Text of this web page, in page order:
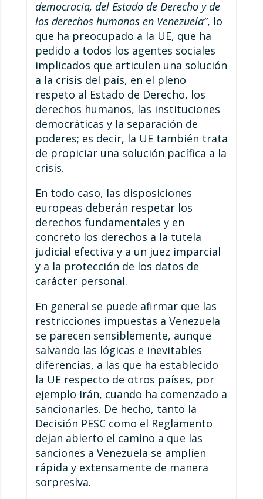
democracia, del Estado de Derecho y de
los derechos humanos en Venezuela”, lo
que ha preocupado a la UE, que ha
pedido a todos los agentes sociales
implicados que articulen una solución
a la crisis del país, en el pleno
respeto al Estado de Derecho, los
derechos humanos, las instituciones
democráticas y la separación de
poderes; es decir, la UE también trata
de propiciar una solución pacífica a la
crisis.
En todo caso, las disposiciones
europeas deberán respetar los
derechos fundamentales y en
concreto los derechos a la tutela
judicial efectiva y a un juez imparcial
y a la protección de los datos de
carácter personal.
En general se puede afirmar que las
restricciones impuestas a Venezuela
se parecen sensiblemente, aunque
salvando las lógicas e inevitables
diferencias, a las que ha establecido
la UE respecto de otros países, por
ejemplo Irán, cuando ha comenzado a
sancionarles. De hecho, tanto la
Decisión PESC como el Reglamento
dejan abierto el camino a que las
sanciones a Venezuela se amplíen
rápida y extensamente de manera
sorpresiva.